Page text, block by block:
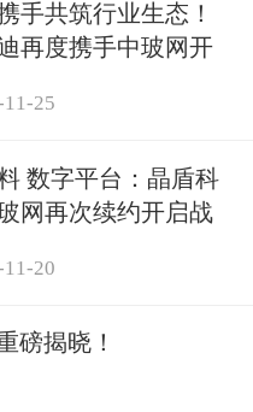
手共筑行业生态！
再度携手中玻网开
11-25
数字平台：晶盾科
网再次续约开启战
11-20
磅揭晓！